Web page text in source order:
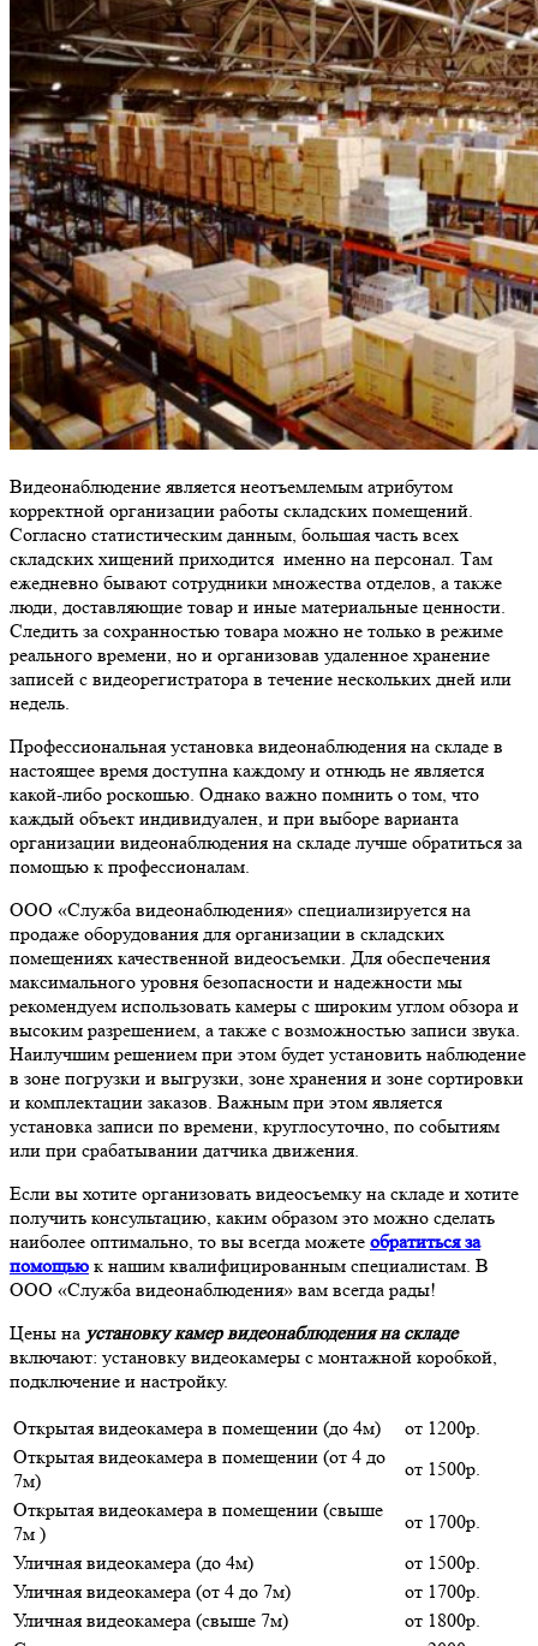
Видеонаблюдение является неотъемлемым атрибутом
корректной организации работы складских помещений.
Согласно статистическим данным, большая часть всех
складских хищений приходится именно на персонал. Там
ежедневно бывают сотрудники множества отделов, а также
люди, доставляющие товар и иные материальные ценности.
Следить за сохранностью товара можно не только в режиме
реального времени, но и организовав удаленное хранение
записей с видеорегистратора в течение нескольких дней или
недель.
Профессиональная установка видеонаблюдения на складе в
настоящее время доступна каждому и отнюдь не является
какой-либо роскошью. Однако важно помнить о том, что
каждый объект индивидуален, и при выборе варианта
организации видеонаблюдения на складе лучше обратиться за
помощью к профессионалам.
ООО «Служба видеонаблюдения» специализируется на
продаже оборудования для организации в складских
помещениях качественной видеосъемки. Для обеспечения
максимального уровня безопасности и надежности мы
рекомендуем использовать камеры с широким углом обзора и
высоким разрешением, а также с возможностью записи звука.
Наилучшим решением при этом будет установить наблюдение
в зоне погрузки и выгрузки, зоне хранения и зоне сортировки
и комплектации заказов. Важным при этом является
установка записи по времени, круглосуточно, по событиям
или при срабатывании датчика движения.
Если вы хотите организовать видеосъемку на складе и хотите
получить консультацию, каким образом это можно сделать
наиболее оптимально, то вы всегда можете обратиться за
помощью к нашим квалифицированным специалистам. В
ООО «Служба видеонаблюдения» вам всегда рады!
Цены на установку камер видеонаблюдения на складе
включают: установку видеокамеры с монтажной коробкой,
подключение и настройку.
Открытая видеокамера в помещении (до 4м)
от 1200р.
Открытая видеокамера в помещении (от 4 до
7м)
от 1500р.
Открытая видеокамера в помещении (свыше
7м )
от 1700р.
Уличная видеокамера (до 4м)
от 1500р.
Уличная видеокамера (от 4 до 7м)
от 1700р.
Уличная видеокамера (свыше 7м)
от 1800р.